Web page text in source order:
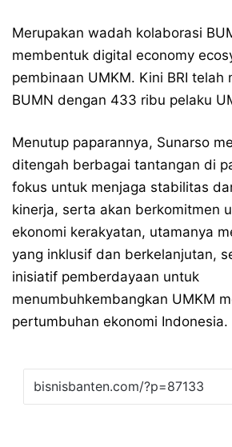
Merupakan wadah kolaborasi
membentuk digital economy
pembinaan UMKM. Kini BRI telah
BUMN dengan 433 ribu pelaku
Menutup paparannya, Sunarso
ditengah berbagai tantangan di
fokus untuk menjaga stabilitas
kinerja, serta akan berkomitmen
ekonomi kerakyatan, utamanya
yang inklusif dan berkelanjutan,
inisiatif pemberdayaan untuk
menumbuhkembangkan UMKM
pertumbuhan ekonomi Indonesia.